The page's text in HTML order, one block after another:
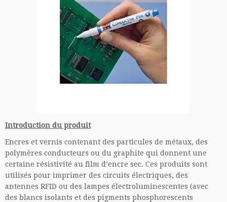
Introduction du produit
Encres et vernis contenant des particules de métaux, des
polymères conducteurs ou du graphite qui donnent une
certaine résistivité au film d’encre sec. Ces produits sont
utilisés pour imprimer des circuits électriques, des
antennes RFID ou des lampes électroluminescentes (avec
des blancs isolants et des pigments phosphorescents